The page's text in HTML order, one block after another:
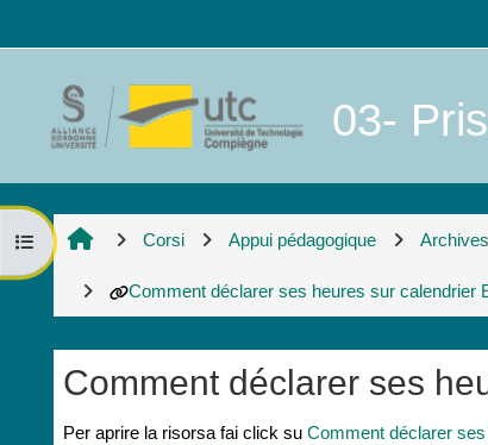
03-
Apri indice del corso
Corsi Appui pédagogique Archives
Comment déclarer ses heures sur calendrier
Comment déclarer ses
Aggregazione dei criteri
Per aprire la risorsa fai click suComment déclarer